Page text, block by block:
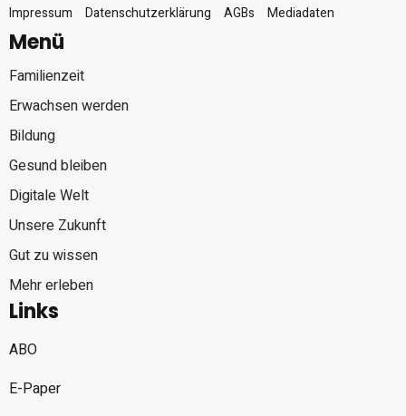
Impressum
Datenschutzerklärung AGBs Mediadaten
Menü
Familienzeit
Erwachsen werden
Bildung
Gesund bleiben
Digitale Welt
Unsere Zukunft
Gut zu wissen
Mehr erleben
Links
ABO
E-Paper